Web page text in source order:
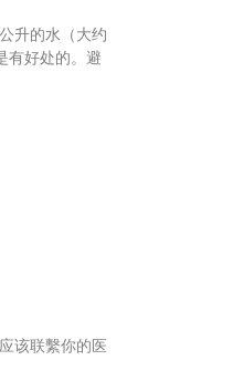
升的水（大约
有好处的。避
该联繫你的医